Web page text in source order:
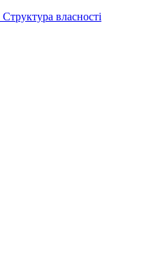
Структура власності